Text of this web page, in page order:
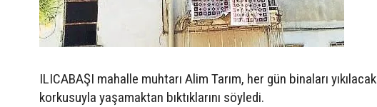
ILICABAŞI mahalle muhtarı Alim Tarım, her gün binaları yıkılacak
korkusuyla yaşamaktan bıktıklarını söyledi.